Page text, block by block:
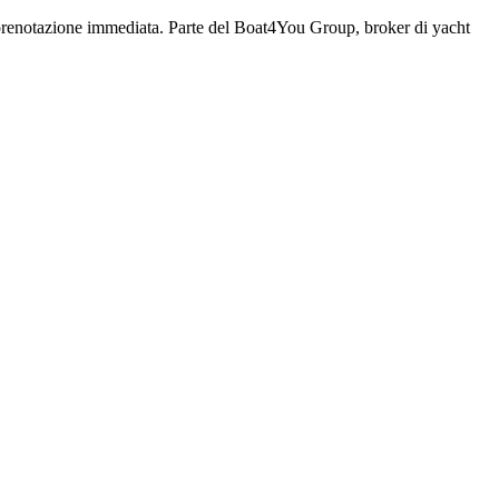
immediata. Parte del Boat4You Group, broker di yacht